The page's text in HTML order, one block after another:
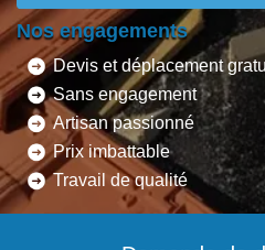
Nos engagements
Devis et déplacement
Sans engagement
Artisan passionné
Prix imbattable
Travail de qualité